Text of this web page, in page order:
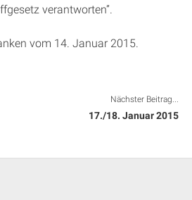
verantworten”.
vom 14. Januar 2015.
Nächster Beitrag...
17./18. Januar 2015